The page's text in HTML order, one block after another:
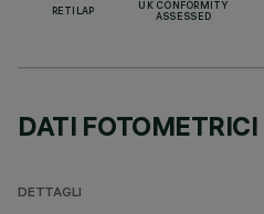
RETILAP
UK CONFORMITY
ASSESSED
DATI FOTOMETRICI
DETTAGLI